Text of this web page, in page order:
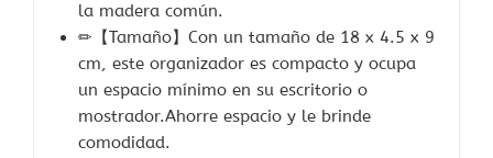
la madera común.
✏【Tamaño】Con un tamaño de 18 x 4.5 x 9
cm, este organizador es compacto y ocupa
un espacio mínimo en su escritorio o
mostrador.Ahorre espacio y le brinde
comodidad.